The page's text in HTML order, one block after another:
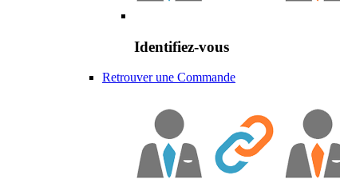
Identifiez-vous
Retrouver une Commande